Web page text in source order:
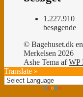
1.227.910
besøgende
© Bagehuset.dk
Merkelsen 2026
Ashe Tema afWP
Translate »